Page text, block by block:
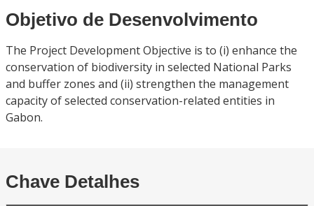
Objetivo de Desenvolvimento
The Project Development Objective is to (i) enhance the
conservation of biodiversity in selected National Parks
and buffer zones and (ii) strengthen the management
capacity of selected conservation-related entities in
Gabon.
Chave Detalhes